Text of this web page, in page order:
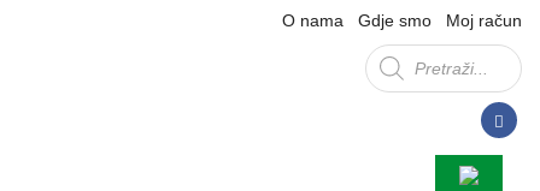
O nama Gdje smo Moj račun
Products
search